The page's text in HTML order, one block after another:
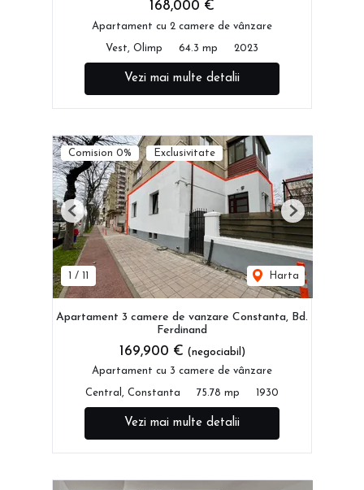
168,000 €
Apartament cu 2 camere de vânzare
Vest, Olimp 64.3 mp 2023
Vezi mai multe detalii
Comision 0% Exclusivitate
1 / 11 Harta
Previous Next
Apartament 3 camere de vanzare Constanta, Bd.
Ferdinand
169,900 € (negociabil)
Apartament cu 3 camere de vânzare
Central, Constanta 75.78 mp 1930
Vezi mai multe detalii